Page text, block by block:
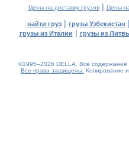
Цены на доставку грузов| Цены на
найти груз | грузы Узбекистан |
грузы из Италии | грузы из
©1995–2026 DELLA. Все содержание
Все права защищены. Копирование